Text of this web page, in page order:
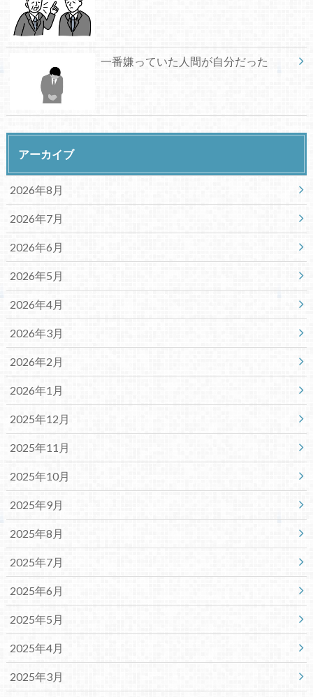
一番嫌っていた人間が自分だった
アーカイブ
2026年8月
2026年7月
2026年6月
2026年5月
2026年4月
2026年3月
2026年2月
2026年1月
2025年12月
2025年11月
2025年10月
2025年9月
2025年8月
2025年7月
2025年6月
2025年5月
2025年4月
2025年3月